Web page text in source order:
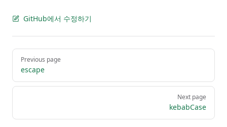
GitHub에서 수정하기
Pager
Previous page
escape
Next page
kebabCase